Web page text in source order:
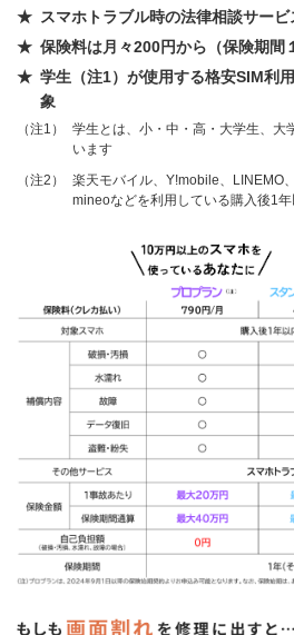
スマホトラブル時の法律相談サービ
保険料は月々200円から（保険期間
学生（注1）が使用する格安SIM利
象
（注1）
学生とは、小・中・高・大学生、大
います
（注2）
楽天モバイル、Y!mobile、LINEMO
mineoなどを利用している購入後1年